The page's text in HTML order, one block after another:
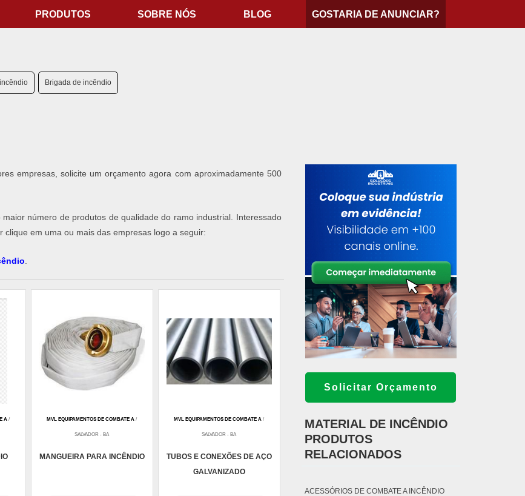
PRODUTOS SOBRE NÓS BLOG GOSTARIA DE ANUNCIAR?
Brigada de incêndio
empresas, solicite um orçamento agora com aproximadamente 500
número de produtos de qualidade do ramo industrial. Interessado
em uma ou mais das empresas logo a seguir:
​.
A / MVL EQUIPAMENTOS DE COMBATE A /
SALVADOR - BA
MANGUEIRA PARA INCÊNDIO
MVL EQUIPAMENTOS DE COMBATE A /
SALVADOR - BA
TUBOS E CONEXÕES DE AÇO
GALVANIZADO
Solicitar Orçamento
MATERIAL DE INCÊNDIO
PRODUTOS
RELACIONADOS
ACESSÓRIOS DE COMBATE A INCÊNDIO